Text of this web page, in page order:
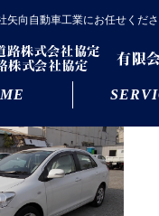
向自動車工業にお任せくださ